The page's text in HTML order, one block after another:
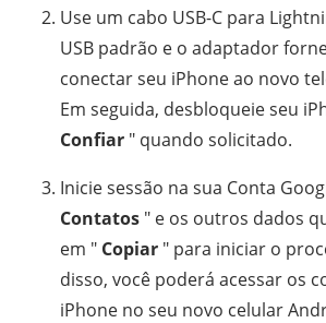
Use um cabo USB-C para
USB padrão e o adaptador
conectar seu iPhone ao novo
Em seguida, desbloqueie seu
Confiar " quando solicitado.
Inicie sessão na sua Conta
Contatos " e os outros dados
em " Copiar " para iniciar o
disso, você poderá acessar os
iPhone no seu novo celular